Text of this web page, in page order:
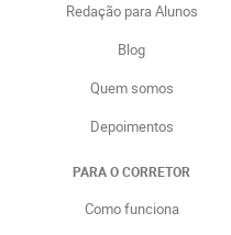
Redação para Alunos
Blog
Quem somos
Depoimentos
PARA O CORRETOR
Como funciona